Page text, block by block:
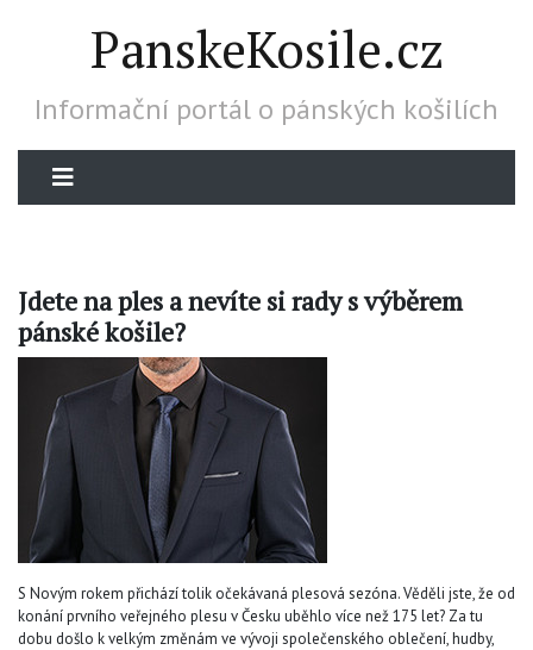
PanskeKosile.cz
Informační portál o pánských košilích
Jdete na ples a nevíte si rady s výběrem
pánské košile?
S Novým rokem přichází tolik očekávaná plesová sezóna. Věděli jste, že od
konání prvního veřejného plesu v Česku uběhlo více než 175 let? Za tu
dobu došlo k velkým změnám ve vývoji společenského oblečení, hudby,